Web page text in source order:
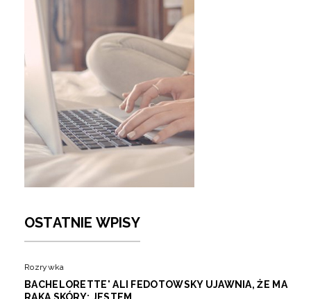
OSTATNIE WPISY
Rozrywka
BACHELORETTE' ALI FEDOTOWSKY UJAWNIA, ŻE MA
RAKA SKÓRY: JESTEM...